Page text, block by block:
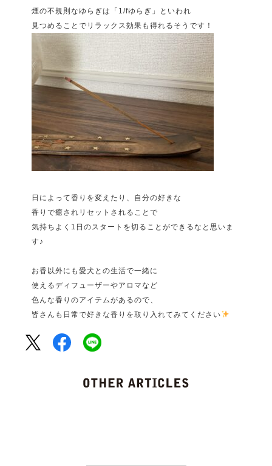
煙の不規則なゆらぎは「1/fゆらぎ」といわれ
見つめることでリラックス効果も得れるそうです！
日によって香りを変えたり、自分の好きな
香りで癒されリセットされることで
気持ちよく1日のスタートを切ることができるなと思いま
す♪
お香以外にも愛犬との生活で一緒に
使えるディフューザーやアロマなど
色んな香りのアイテムがあるので、
皆さんも日常で好きな香りを取り入れてみてください